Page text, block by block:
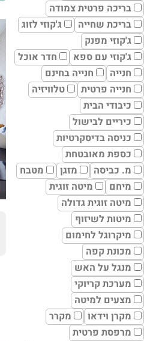
בריכה פרטית צמודה
בריכת שחייה
ג'קוזי לזוג
ג'קוזי מפנק
ג'קוזי עם ספא
חדר אוכל
חנייה
חנייה בחינם
חנייה פרטית
טלוויזיה
כיבודי הבית
כיריים לבישול
כניסה בדיסקרטיות
כספת מאובטחת
מ. כביסה
מזגן
מטבח
מיחם
מיטה זוגית
מיטה זוגית גדולה
מיטות לשיזוף
מיקרוגל לחימום
מכונת קפה
מנגל על האש
מערכת קריוקי
מצעים למיטה
מקרן וידאו
מקרר
מרפסת פרטית